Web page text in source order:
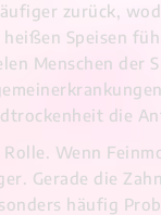
zurück,
Speisen
Menschen der
die
Wenn
Gerade die
häufig